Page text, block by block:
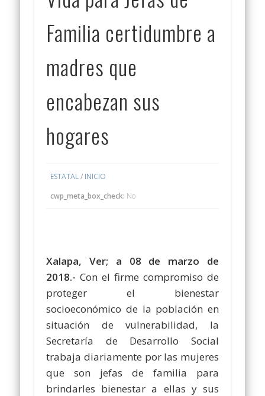
Familia certidumbre a
madres que
encabezan sus
hogares
ESTATAL/ INICIO
cwp_meta_box_check: No
Xalapa, Ver; a 08 de marzo de
2018.- Con el firme compromiso de
proteger el bienestar
socioeconómico de la población en
situación de vulnerabilidad, la
Secretaría de Desarrollo Social
trabaja diariamente por las mujeres
que son jefas de familia para
brindarles bienestar a ellas y sus